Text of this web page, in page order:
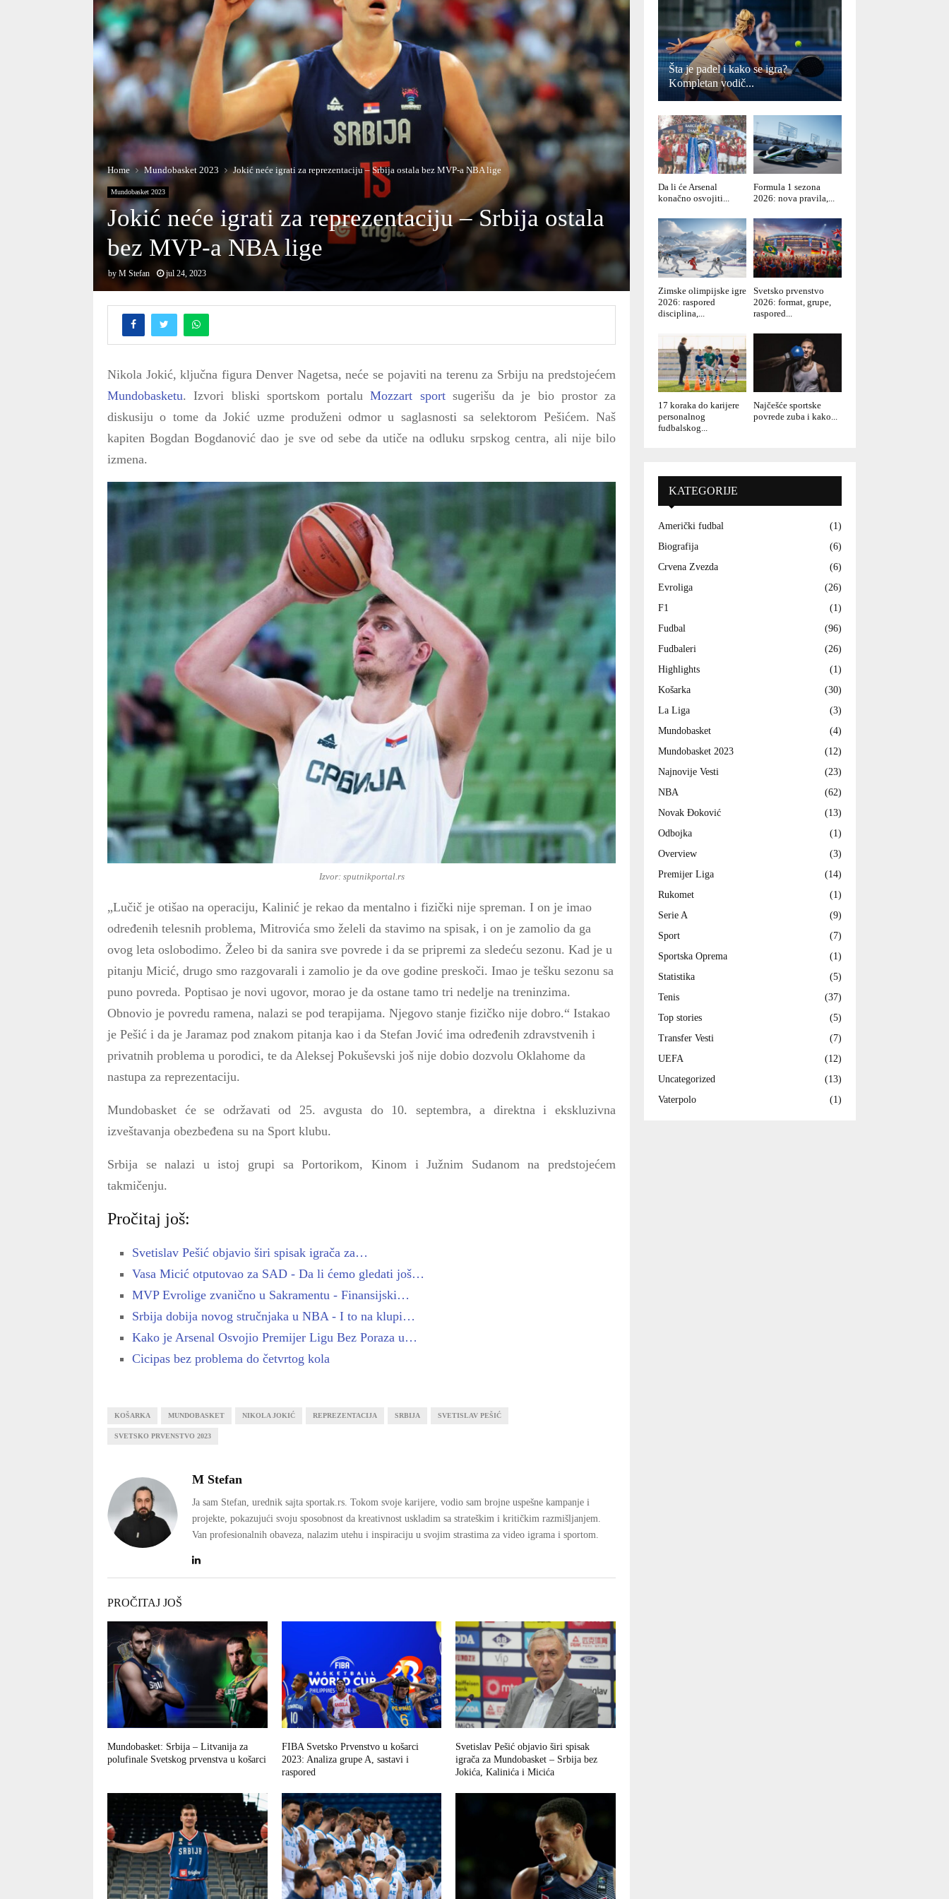
Home Mundobasket 2023 Jokić neće igrati za reprezentaciju – Srbija ostala bez MVP-a NBA lige
Mundobasket 2023
Jokić neće igrati za reprezentaciju – Srbija ostala
bez MVP-a NBA lige
by M Stefan jul 24, 2023
Nikola Jokić, ključna figura Denver Nagetsa, neće se pojaviti na terenu za Srbiju na predstojećem
Mundobasketu. Izvori bliski sportskom portaluMozzart sportsugerišu da je bio prostor za
diskusiju o tome da Jokić uzme produženi odmor u saglasnosti sa selektorom Pešićem. Naš
kapiten Bogdan Bogdanović dao je sve od sebe da utiče na odluku srpskog centra, ali nije bilo
izmena.
Izvor: sputnikportal.rs
„Lučič je otišao na operaciju, Kalinić je rekao da mentalno i fizički nije spreman. I on je imao
određenih telesnih problema, Mitrovića smo želeli da stavimo na spisak, i on je zamolio da ga
ovog leta oslobodimo. Želeo bi da sanira sve povrede i da se pripremi za sledeću sezonu. Kad je u
pitanju Micić, drugo smo razgovarali i zamolio je da ove godine preskoči. Imao je tešku sezonu sa
puno povreda. Poptisao je novi ugovor, morao je da ostane tamo tri nedelje na treninzima.
Obnovio je povredu ramena, nalazi se pod terapijama. Njegovo stanje fizičko nije dobro.“ Istakao
je Pešić i da je Jaramaz pod znakom pitanja kao i da Stefan Jović ima određenih zdravstvenih i
privatnih problema u porodici, te da Aleksej Pokuševski još nije dobio dozvolu Oklahome da
nastupa za reprezentaciju.
Mundobasket će se održavati od 25. avgusta do 10. septembra, a direktna i ekskluzivna
izveštavanja obezbeđena su na Sport klubu.
Srbija se nalazi u istoj grupi sa Portorikom, Kinom i Južnim Sudanom na predstojećem
takmičenju.
Pročitaj još:
Svetislav Pešić objavio širi spisak igrača za…
Vasa Micić otputovao za SAD - Da li ćemo gledati još…
MVP Evrolige zvanično u Sakramentu - Finansijski…
Srbija dobija novog stručnjaka u NBA - I to na klupi…
Kako je Arsenal Osvojio Premijer Ligu Bez Poraza u…
Cicipas bez problema do četvrtog kola
KOŠARKA MUNDOBASKET NIKOLA JOKIĆ REPREZENTACIJA SRBIJA SVETISLAV PEŠIĆ
SVETSKO PRVENSTVO 2023
M Stefan
Ja sam Stefan, urednik sajta sportak.rs. Tokom svoje karijere, vodio sam brojne uspešne kampanje i
projekte, pokazujući svoju sposobnost da kreativnost uskladim sa strateškim i kritičkim razmišljanjem.
Van profesionalnih obaveza, nalazim utehu i inspiraciju u svojim strastima za video igrama i sportom.
PROČITAJ JOŠ
Mundobasket: Srbija – Litvanija za
polufinale Svetskog prvenstva u košarci
FIBA Svetsko Prvenstvo u košarci
2023: Analiza grupe A, sastavi i
raspored
Svetislav Pešić objavio širi spisak
igrača za Mundobasket – Srbija bez
Jokića, Kalinića i Micića
Šta je padel i kako se igra?
Kompletan vodič...
Da li će Arsenal
konačno osvojiti...
Formula 1 sezona
2026: nova pravila,...
Zimske olimpijske igre
2026: raspored
disciplina,...
Svetsko prvenstvo
2026: format, grupe,
raspored...
17 koraka do karijere
personalnog
fudbalskog...
Najčešće sportske
povrede zuba i kako...
KATEGORIJE
Američki fudbal
(1)
Biografija
(6)
Crvena Zvezda
(6)
Evroliga
(26)
F1
(1)
Fudbal
(96)
Fudbaleri
(26)
Highlights
(1)
Košarka
(30)
La Liga
(3)
Mundobasket
(4)
Mundobasket 2023
(12)
Najnovije Vesti
(23)
NBA
(62)
Novak Đoković
(13)
Odbojka
(1)
Overview
(3)
Premijer Liga
(14)
Rukomet
(1)
Serie A
(9)
Sport
(7)
Sportska Oprema
(1)
Statistika
(5)
Tenis
(37)
Top stories
(5)
Transfer Vesti
(7)
UEFA
(12)
Uncategorized
(13)
Vaterpolo
(1)